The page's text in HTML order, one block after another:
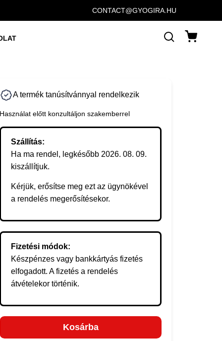
CONTACT@GYOGIRA.HU
A termék tanúsítvánnyal rendelkezik
Használat előtt konzultáljon szakemberrel
Szállítás:
Ha ma rendel, legkésőbb 2026. 08. 09.
kiszállítjuk.
Kérjük, erősítse meg ezt az ügynökével
a rendelés megerősítésekor.
Fizetési módok:
Készpénzes vagy bankkártyás fizetés
elfogadott. A fizetés a rendelés
átvételekor történik.
Kosárba